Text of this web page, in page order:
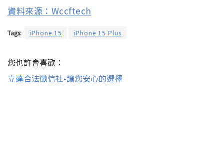
資料來源：Wccftech
Tags: iPhone 15 iPhone 15 Plus
您也許會喜歡：
立達合法徵信社-讓您安心的選擇